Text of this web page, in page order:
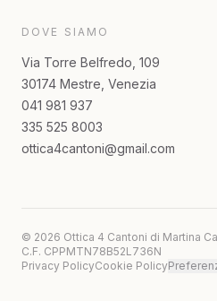
DOVE SIAMO
Via Torre Belfredo, 109
30174 Mestre, Venezia
041 981 937
335 525 8003
ottica4cantoni@gmail.com
© 2026 Ottica 4 Cantoni di Martina
C.F. CPPMTN78B52L736N
Privacy PolicyCookie Policy